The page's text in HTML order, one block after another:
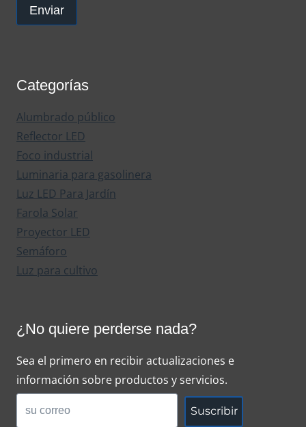
Enviar
Categorías
Alumbrado público
Reflector LED
Foco industrial
Luminaria para gasolinera
Luz LED Para Jardín
Farola Solar
Proyector LED
Semáforo
Luz para cultivo
¿No quiere perderse nada?
Sea el primero en recibir actualizaciones e
información sobre productos y servicios.
Suscribir